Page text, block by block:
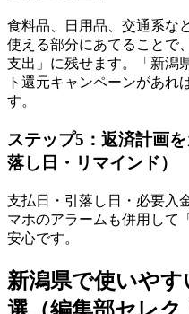
食料品、日用品、交通系な
使える部分にあてることで
支出」に残せます。「新潟
ト還元キャンペーンがあれ
す。
ステップ5：返済計画
落し日・リマインド）
支払日・引落し日・必要入
マホのアラームも併用して
安心です。
新潟県で使いや
選（編集部セレク